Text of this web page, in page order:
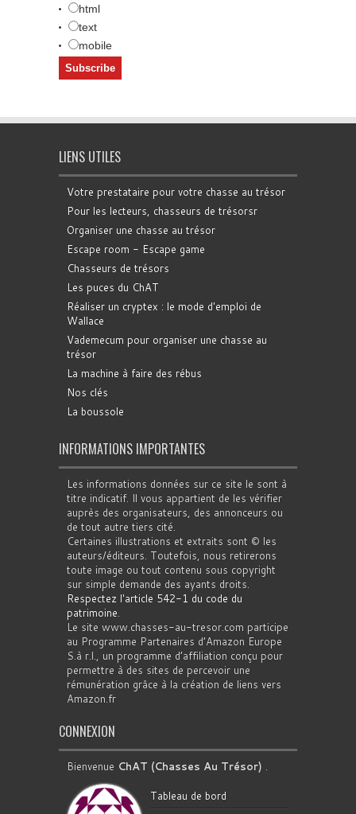
html
text
mobile
LIENS UTILES
Votre prestataire pour votre chasse au trésor
Pour les lecteurs, chasseurs de trésorsr
Organiser une chasse au trésor
Escape room - Escape game
Chasseurs de trésors
Les puces du ChAT
Réaliser un cryptex : le mode d'emploi de
Wallace
Vademecum pour organiser une chasse au
trésor
La machine à faire des rébus
Nos clés
La boussole
INFORMATIONS IMPORTANTES
Les informations données sur ce site le sont à
titre indicatif. Il vous appartient de les vérifier
auprès des organisateurs, des annonceurs ou
de tout autre tiers cité.
Certaines illustrations et extraits sont © les
auteurs/éditeurs. Toutefois, nous retirerons
toute image ou tout contenu sous copyright
sur simple demande des ayants droits.
Respectez l'article 542-1 du code du
patrimoine.
Le site www.chasses-au-tresor.com participe
au Programme Partenaires d’Amazon Europe
S.à r.l., un programme d’affiliation conçu pour
permettre à des sites de percevoir une
rémunération grâce à la création de liens vers
Amazon.fr
CONNEXION
Bienvenue ChAT (Chasses Au Trésor) .
Tableau de bord